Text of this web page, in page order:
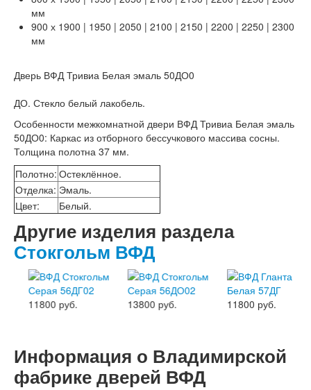
Лабиринт Эволаб
Двери Про
Двери Интекрон
Интекрон Гектор
Интекрон Италия
Интекрон Колизей Белый
Интекрон Неаполь
Интекрон Олимпия
Интекрон Премьера
Интекрон Профит
Интекрон Ронда
Интекрон Сицилия
Интекрон Спарта Белая
Интекрон Спарта Грей
Интекрон Термо
Интекрон Тетра
Интекрон Фараон
Интекрон Форте
Двери АСД
Тамбурные двери
Межкомнатные двери
Двери Альберо
мм
900 х 1900 | 1950 | 2050 | 2100 | 2150 | 2200 | 2250 | 2300
мм
Дверь ВФД Тривиа Белая эмаль 50ДО0
ДО. Стекло белый лакобель.
Особенности межкомнатной двери ВФД Тривиа Белая эмаль
50ДО0: Каркас из отборного бессучкового массива сосны.
Толщина полотна 37 мм.
Полотно: Остеклённое.
Отделка: Эмаль.
Цвет: Белый.
Другие изделия раздела
Стокгольм ВФД
11800 руб. 13800 руб. 11800 руб.
Информация о Владимирской
фабрике дверей ВФД